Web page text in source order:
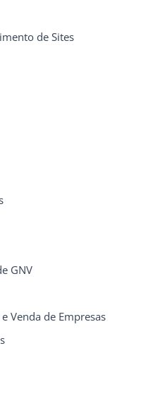
de Sites
GNV
Venda de Empresas